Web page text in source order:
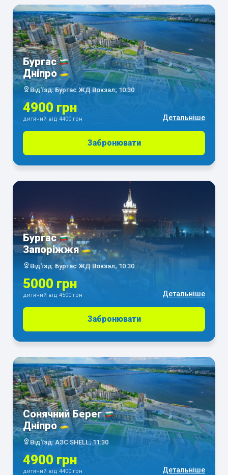
Бургас
Дніпро
Від'їзд: Бургас ЖД Вокзал; 10:30
4900 грн
дитячий від 4400 грн Детальніше
Забронювати
Бургас
Запоріжжя
Від'їзд: Бургас ЖД Вокзал; 10:30
5000 грн
дитячий від 4500 грн Детальніше
Забронювати
Сонячний Берег
Дніпро
Від'їзд: АЗС SHELL; 11:30
4900 грн
дитячий від 4400 грн Детальніше